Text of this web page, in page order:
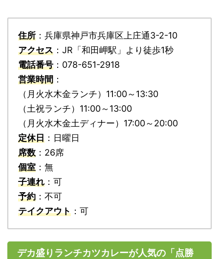
住所 ：兵庫県神戸市兵庫区上庄通3-2-10
アクセス ：JR「和田岬駅」より徒歩1秒
電話番号 ：078-651-2918
営業時間 ：
（月火水木金ランチ）11:00～13:30
（土祝ランチ）11:00～13:00
（月火水木金土ディナー）17:00～20:00
定休日 ：日曜日
席数 ：26席
個室 ：無
子連れ：可
予約 ：不可
テイクアウト ：可
デカ盛りランチカツカレーが人気の「点勝